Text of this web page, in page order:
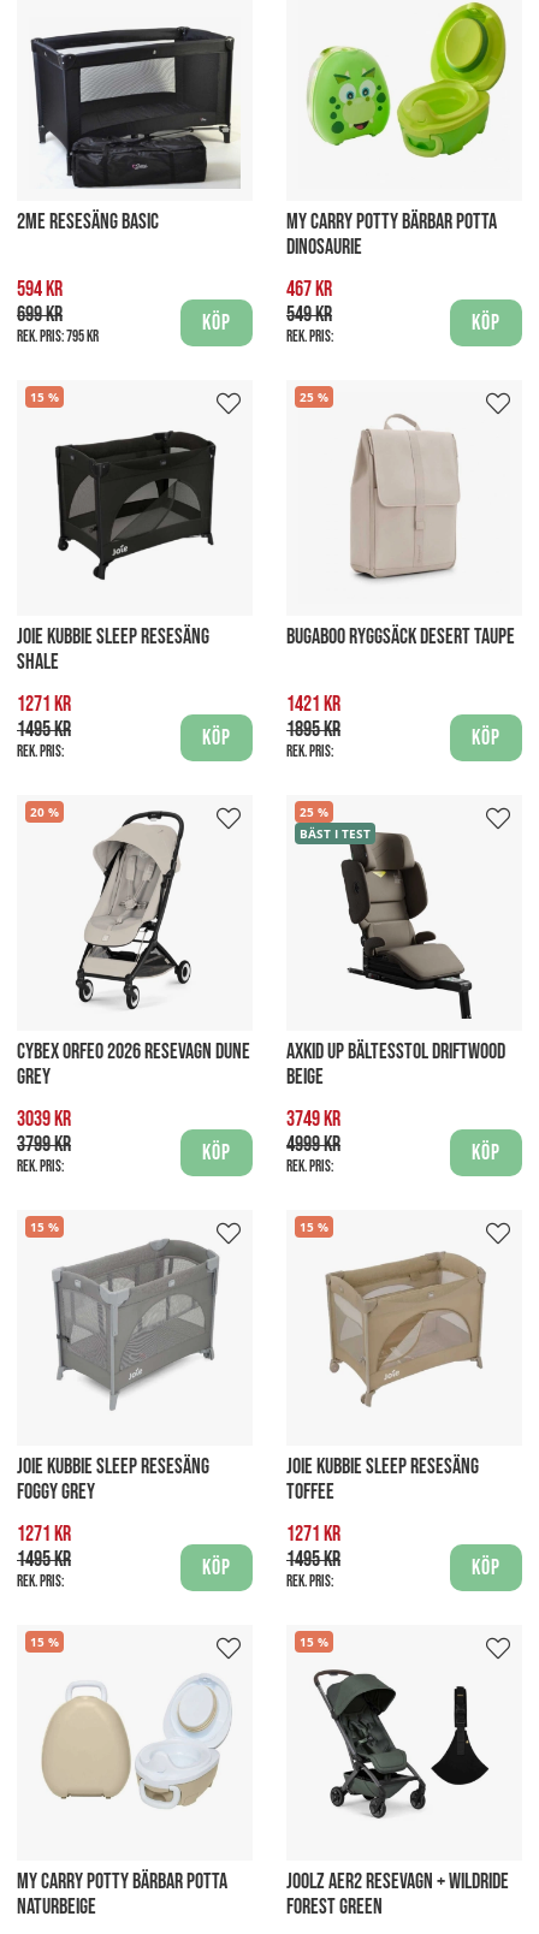
2ME RESESÄNG BASIC
594 kr
699 kr
Rek. pris:795 kr
Köp
MY CARRY POTTY BÄRBAR POTTA
DINOSAURIE
467 kr
549 kr
Rek. pris:
Köp
15
JOIE KUBBIE SLEEP RESESÄNG
SHALE
1271 kr
1495 kr
Rek. pris:
Köp
25
BUGABOO RYGGSÄCK DESERT TAUPE
1421 kr
1895 kr
Rek. pris:
Köp
20
CYBEX ORFEO 2026 RESEVAGN DUNE
GREY
3039 kr
3799 kr
Rek. pris:
Köp
25
BÄST I TEST
AXKID UP BÄLTESSTOL DRIFTWOOD
BEIGE
3749 kr
4999 kr
Rek. pris:
Köp
15
JOIE KUBBIE SLEEP RESESÄNG
FOGGY GREY
1271 kr
1495 kr
Rek. pris:
Köp
15
JOIE KUBBIE SLEEP RESESÄNG
TOFFEE
1271 kr
1495 kr
Rek. pris:
Köp
15
MY CARRY POTTY BÄRBAR POTTA
NATURBEIGE
15
JOOLZ AER2 RESEVAGN + WILDRIDE
FOREST GREEN